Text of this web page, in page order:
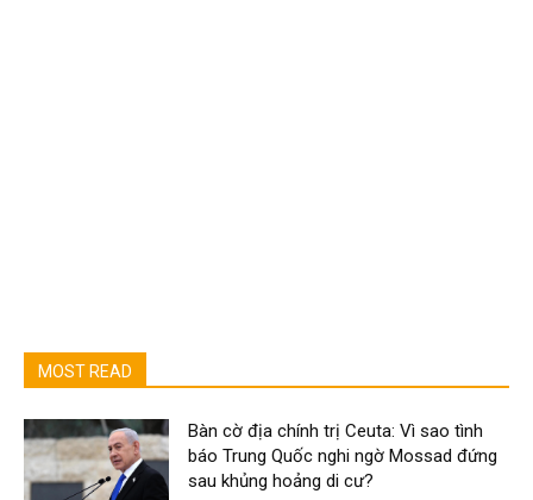
MOST READ
Bàn cờ địa chính trị Ceuta: Vì sao tình
báo Trung Quốc nghi ngờ Mossad đứng
sau khủng hoảng di cư?